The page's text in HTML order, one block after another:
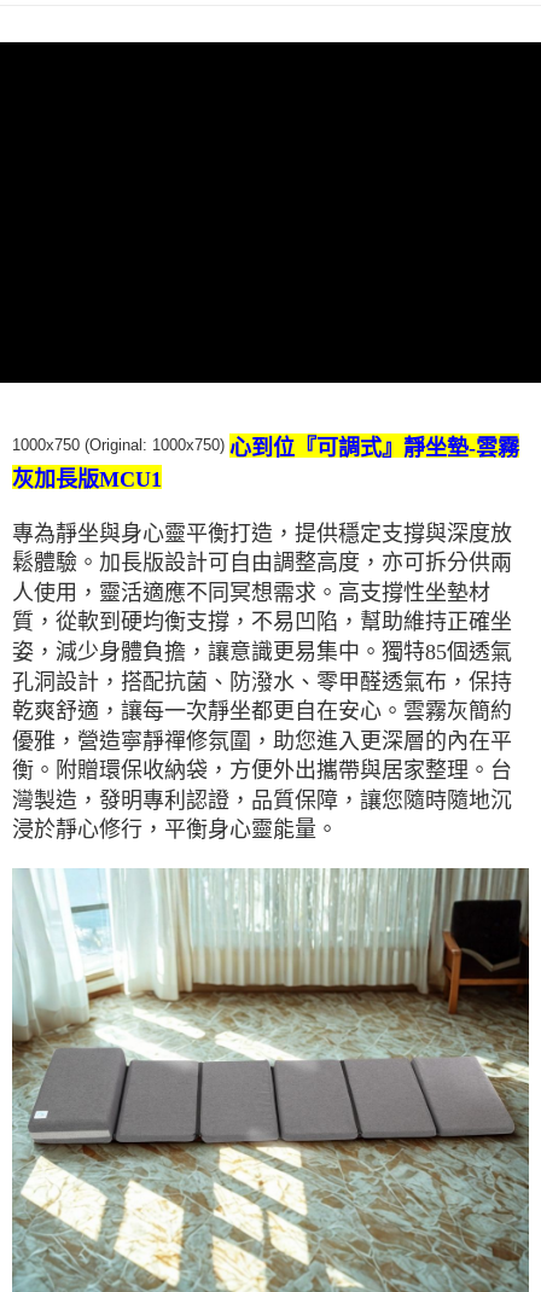
1000x750 (Original: 1000x750) 心到位『可調式』靜坐墊-雲霧
灰加長版MCU1
專為靜坐與身心靈平衡打造，提供穩定支撐與深度放
鬆體驗。加長版設計可自由調整高度，亦可拆分供兩
人使用，靈活適應不同冥想需求。高支撐性坐墊材
質，從軟到硬均衡支撐，不易凹陷，幫助維持正確坐
姿，減少身體負擔，讓意識更易集中。獨特85個透氣
孔洞設計，搭配抗菌、防潑水、零甲醛透氣布，保持
乾爽舒適，讓每一次靜坐都更自在安心。雲霧灰簡約
優雅，營造寧靜禪修氛圍，助您進入更深層的內在平
衡。附贈環保收納袋，方便外出攜帶與居家整理。台
灣製造，發明專利認證，品質保障，讓您隨時隨地沉
浸於靜心修行，平衡身心靈能量。